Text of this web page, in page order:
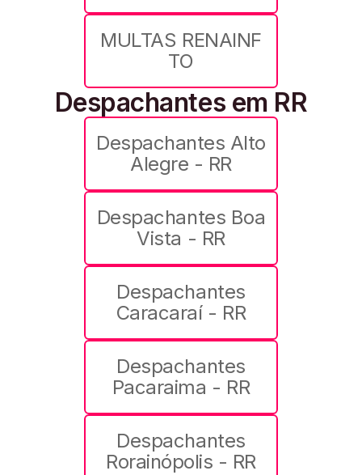
MULTAS RENAINF
TO
Despachantes em RR
Despachantes Alto
Alegre - RR
Despachantes Boa
Vista - RR
Despachantes
Caracaraí - RR
Despachantes
Pacaraima - RR
Despachantes
Rorainópolis - RR